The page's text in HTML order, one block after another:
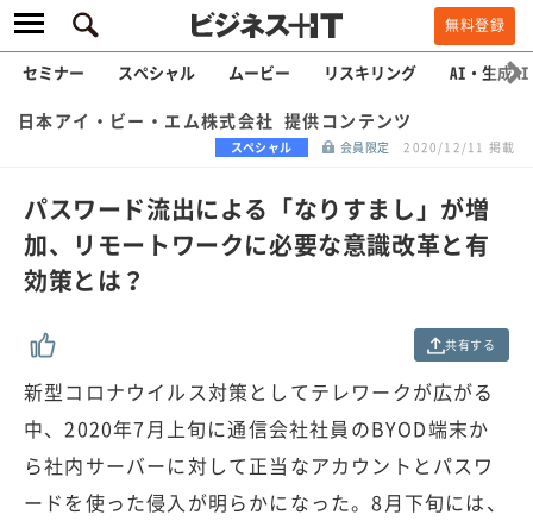
無料登録
セミナー スペシャル ムービー リスキリング AI・生成AI
日本アイ・ビー・エム株式会社 提供コンテンツ
スペシャル 会員限定 2020/12/11 掲載
パスワード流出による「なりすまし」が増
加、リモートワークに必要な意識改革と有
効策とは？
共有する
新型コロナウイルス対策としてテレワークが広がる
中、2020年7月上旬に通信会社社員のBYOD端末か
ら社内サーバーに対して正当なアカウントとパスワ
ードを使った侵入が明らかになった。8月下旬には、